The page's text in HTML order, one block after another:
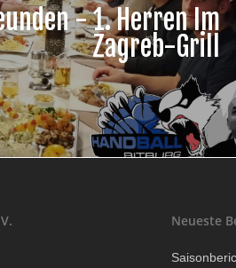
- 1. Herren Im
Zagreb-Grill
Neueste